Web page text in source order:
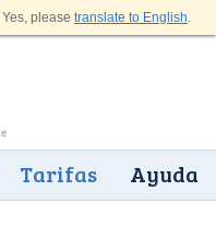
Yes, please translate to English.
Tarifas Ayuda